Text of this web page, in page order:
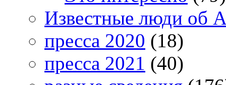
Известные люди об
пресса 2020 (18)
пресса 2021 (40)